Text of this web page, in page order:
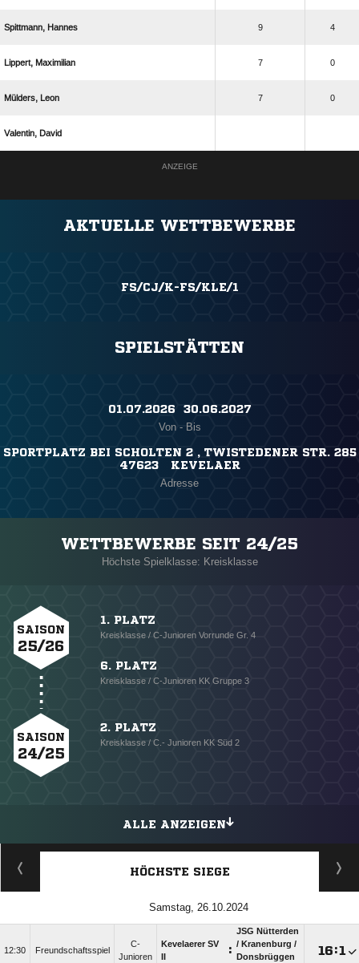
  9 4
  7 0
  7 0
 
ANZEIGE
AKTUELLE WETTBEWERBE
FS/CJ/K-FS/KLE/1
SPIELSTÄTTEN
01.07.2026 ​ 30.06.2027
Von - Bis
SPORTPLATZ BEI SCHOLTEN 2 , TWISTEDENER STR. 285
47623 KEVELAER
Adresse
WETTBEWERBE SEIT 24/25
Höchste Spielklasse: Kreisklasse
SAISON
25/26
1. PLATZ
Kreisklasse / C-Junioren Vorrunde Gr. 4
6. PLATZ
Kreisklasse / C-Junioren KK Gruppe 3
SAISON
24/25
2. PLATZ
Kreisklasse / C.- Junioren KK Süd 2
ALLE ANZEIGEN
HÖCHSTE SIEGE
Samstag, 26.10.2024
12:30 Freundschaftsspiel
C-
Junioren
Kevelaerer SV
:
JSG Nütterden
/​ Kranenburg /​
Donsbrüggen
: